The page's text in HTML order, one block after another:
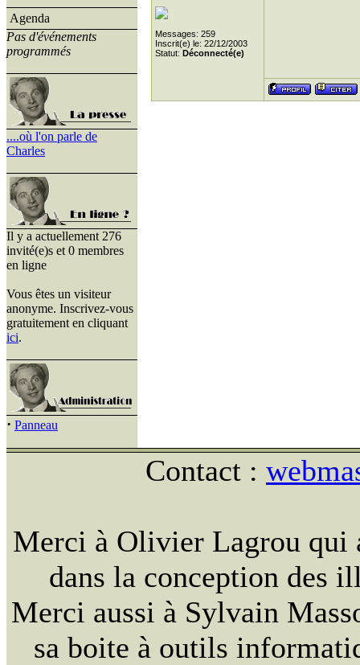
Agenda
Pas d'événements
programmés
....où l'on parle de
Charles
Il y a actuellement 276
invité(e)s et 0 membres
en ligne
Vous êtes un visiteur
anonyme. Inscrivez-vous
gratuitement en cliquant
ici.
· Panneau
Messages: 259
Inscrit(e) le: 22/12/2003
Statut: Déconnecté(e)
Contact :
Merci à Olivier Lagrou qui
dans la conception des
Merci aussi à Sylvain
sa boite à outils